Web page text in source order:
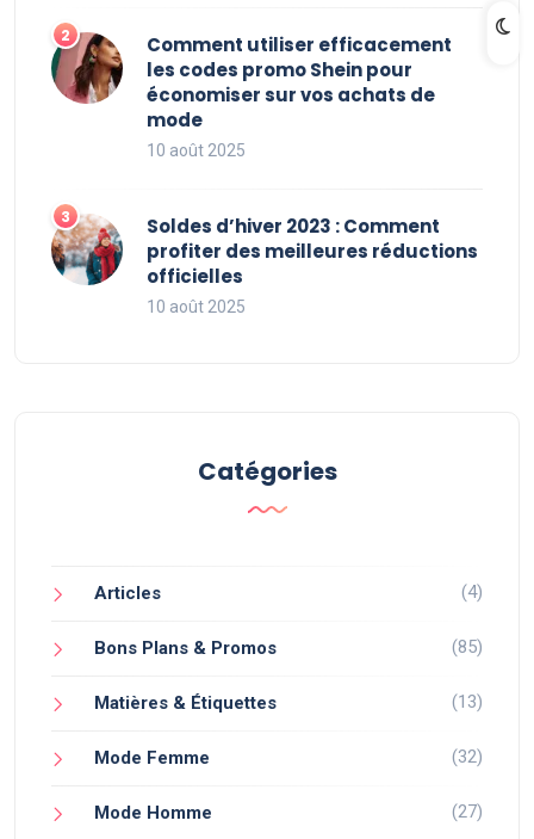
Comment utiliser efficacement
les codes promo Shein pour
économiser sur vos achats de
mode
10 août 2025
Soldes d’hiver 2023 : Comment
profiter des meilleures réductions
officielles
10 août 2025
Catégories
Articles (4)
Bons Plans & Promos (85)
Matières & Étiquettes (13)
Mode Femme (32)
Mode Homme (27)